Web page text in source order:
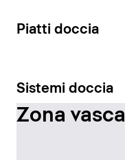
Piatti doccia
Sistemi doccia
Zona vasca